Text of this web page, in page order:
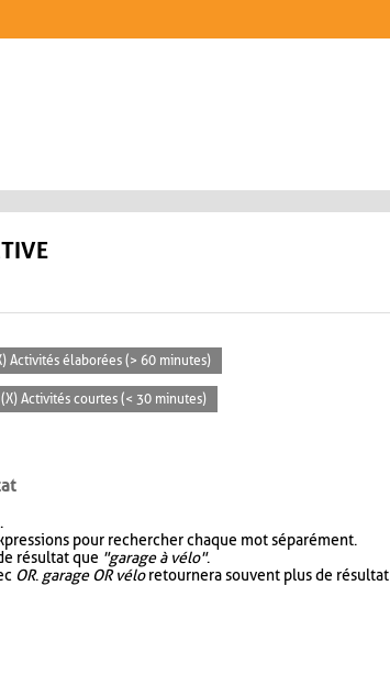
Activités élaborées (> 60 minutes)
(X) Activités courtes (< 30 minutes)
pour rechercher chaque mot séparément.
résultat que "garage à vélo".
OR. garage OR véloretournera souvent plus de résultat